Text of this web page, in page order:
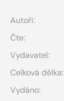
Autoři:
Čte:
Vydavatel:
Celková délka:
Vydáno: